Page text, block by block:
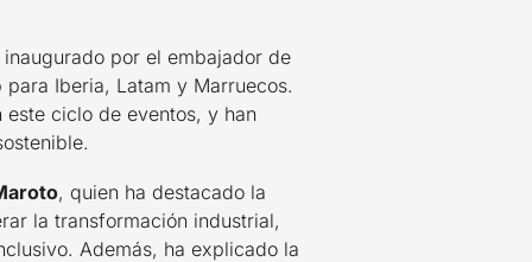
por el embajador de
Iberia, Latam y Marruecos.
ciclo de eventos, y han
, quien ha destacado la
la transformación industrial,
Además, ha explicado la